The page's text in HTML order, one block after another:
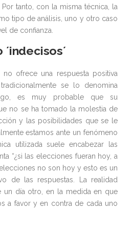
Por tanto, con la misma técnica, la
tipo de análisis, uno y otro caso
de confianza.
no ofrece una respuesta positiva
se lo denomina
es muy probable que su
no se ha tomado la molestia de
y las posibilidades que se le
estamos ante un fenómeno
utilizada suele encabezar las
“¿si las elecciones fueran hoy, a
no son hoy y esto es un
de las respuestas. La realidad
un día otro, en la medida en que
a favor y en contra de cada uno